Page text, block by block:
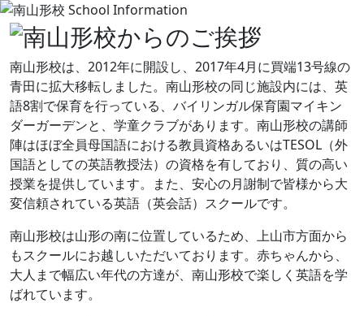
南山形校は、2012年に開設し、2017年4月に買端13号線の
青田に拡大移転しました。南山形校の同じ施設内には、英
語8割で保育を行っている、バイリンガル保育園マイキン
ダーガーデンと、学童クラブがあります。南山形校の講師
陣はほぼ全員母国語における教員資格あるいはTESOL（外
国語としての英語教授法）の資格を有しており、質の高い
授業を提供しています。また、安心の月謝制で皆様から大
変信頼されている英語（英会話）スクールです。
南山形校は山形の南に位置しているため、上山市方面から
もスクールにお越しいただいております。赤ちゃんから、
大人まで幅広い年代の方達が、南山形校で楽しく英語を学
ばれています。